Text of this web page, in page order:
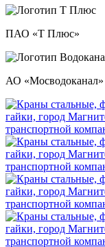
ПАО «Т Плюс»
АО «Мосводоканал»